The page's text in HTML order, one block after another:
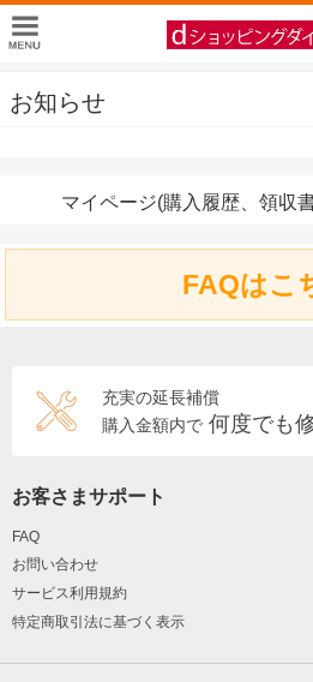
お知らせ
マイページ(購入履歴、領収
FAQはこ
充実の延長補償
購入金額内で 何度でも
お客さまサポート
FAQ
お問い合わせ
サービス利用規約
特定商取引法に基づく表示